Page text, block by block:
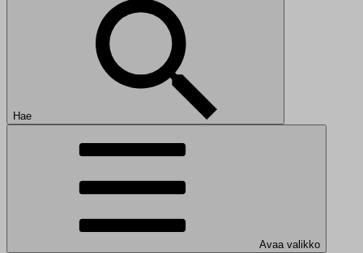
Hae
Avaa valikko